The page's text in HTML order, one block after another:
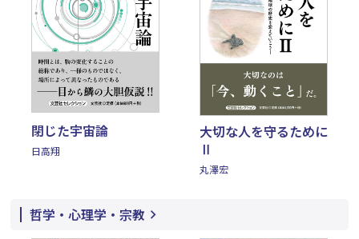
閉じた宇宙論
日高翔
大切な人を守るために
Ⅱ
丸澤宏
哲学・心理学・宗教